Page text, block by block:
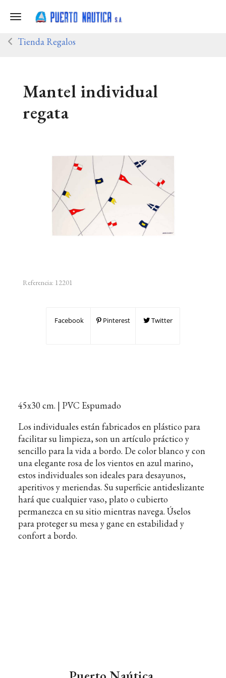
Toggle navigation
Tienda Regalos
Mantel individual
regata
Referencia: 12201
Facebook Pinterest Twitter
45x30 cm. | PVC Espumado
Los individuales están fabricados en plástico para
facilitar su limpieza, son un artículo práctico y
sencillo para la vida a bordo. De color blanco y con
una elegante rosa de los vientos en azul marino,
estos individuales son ideales para desayunos,
aperitivos y meriendas. Su superficie antideslizante
hará que cualquier vaso, plato o cubierto
permanezca en su sitio mientras navega. Úselos
para proteger su mesa y gane en estabilidad y
confort a bordo.